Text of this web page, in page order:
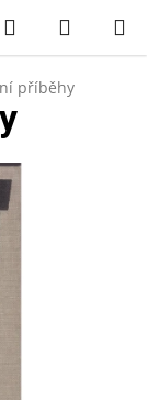
Hledat
KOŠÍK
příběhy